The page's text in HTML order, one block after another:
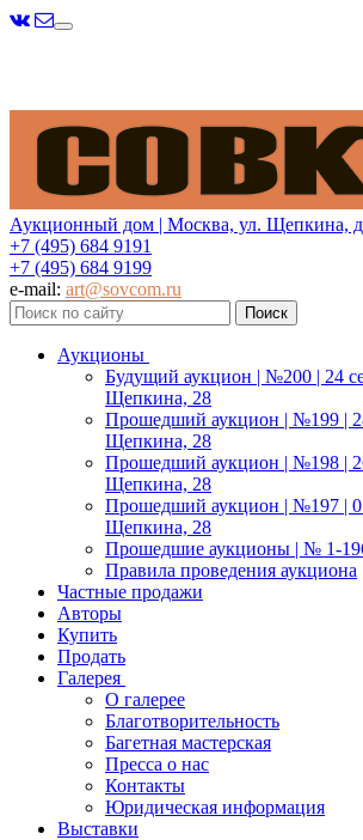
Меню
Аукционный дом | Москва, ул. Щепкина,
+7 (495) 684 9191
+7 (495) 684 9199
e-mail: art@sovcom.ru
Аукционы
Будущий аукцион | №200 | 24
Щепкина, 28
Прошедший аукцион | №199 |
Щепкина, 28
Прошедший аукцион | №198 |
Щепкина, 28
Прошедший аукцион | №197 |
Щепкина, 28
Прошедшие аукционы | № 1-
Правила проведения аукциона
Частные продажи
Авторы
Купить
Продать
Галерея
О галерее
Благотворительность
Багетная мастерская
Пресса о нас
Контакты
Юридическая информация
Выставки